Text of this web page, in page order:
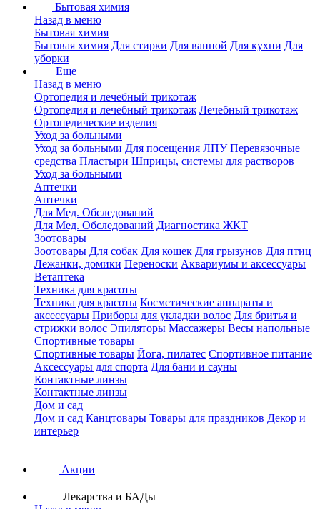
Бытовая химия
Назад в меню
Бытовая химия
Бытовая химия Для стирки Для ванной Для кухни Для
уборки
Еще
Назад в меню
Ортопедия и лечебный трикотаж
Ортопедия и лечебный трикотаж Лечебный трикотаж
Ортопедические изделия
Уход за больными
Уход за больными Для посещения ЛПУ Перевязочные
средства Пластыри Шприцы, системы для растворов
Уход за больными
Аптечки
Аптечки
Для Мед. Обследований
Для Мед. Обследований Диагностика ЖКТ
Зоотовары
Зоотовары Для собак Для кошек Для грызунов Для птиц
Лежанки, домики Переноски Аквариумы и аксессуары
Ветаптека
Техника для красоты
Техника для красоты Косметические аппараты и
аксессуары Приборы для укладки волос Для бритья и
стрижки волос Эпиляторы Массажеры Весы напольные
Спортивные товары
Спортивные товары Йога, пилатес Спортивное питание
Аксессуары для спорта Для бани и сауны
Контактные линзы
Контактные линзы
Дом и сад
Дом и сад Канцтовары Товары для праздников Декор и
интерьер
Акции
Лекарства и БАДы